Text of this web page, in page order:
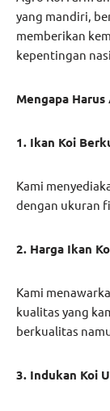
yang mandiri,
memberikan
kepentingan
Mengapa Harus
1. Ikan Koi
Kami
dengan ukuran
2. Harga Ikan
Kami
kualitas yang
berkualitas
3. Indukan Koi